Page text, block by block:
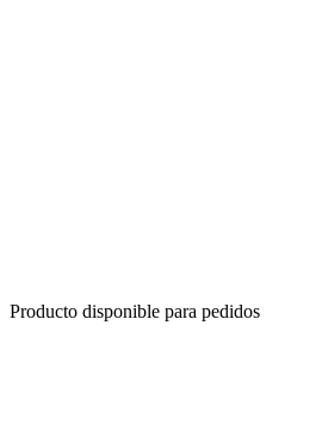
Producto disponible para pedidos